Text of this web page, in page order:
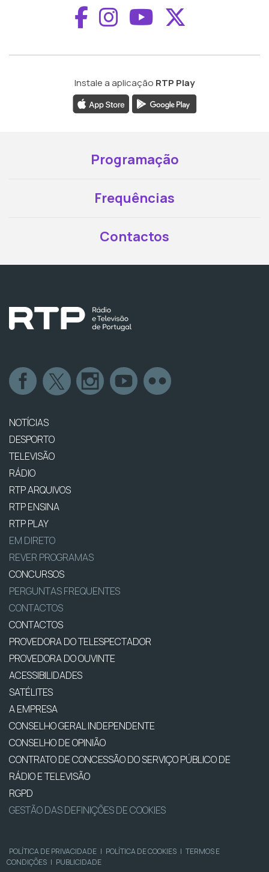
Aceder ao
Aceder ao
Aceder ao
Instale a aplicação RTP Play
Programação
Frequências
Contactos
NOTÍCIAS
DESPORTO
TELEVISÃO
RÁDIO
RTP ARQUIVOS
RTP ENSINA
RTP PLAY
EM DIRETO
REVER PROGRAMAS
CONCURSOS
PERGUNTAS FREQUENTES
CONTACTOS
CONTACTOS
PROVEDORA DO TELESPECTADOR
PROVEDORA DO OUVINTE
ACESSIBILIDADES
SATÉLITES
A EMPRESA
CONSELHO GERAL INDEPENDENTE
CONSELHO DE OPINIÃO
CONTRATO DE CONCESSÃO DO SERVIÇO PÚBLICO DE
RÁDIO E TELEVISÃO
RGPD
GESTÃO DAS DEFINIÇÕES DE COOKIES
POLÍTICA DE PRIVACIDADE | POLÍTICA DE COOKIES | TERMOS E
CONDIÇÕES | PUBLICIDADE